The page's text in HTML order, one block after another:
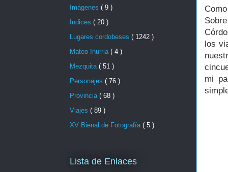
los
mi
Imágenes ( 9 )
Indices ( 20 )
Lugares cordobeses ( 1242 )
Mateo Inurria ( 4 )
Mezquita ( 51 )
Personajes ( 76 )
Provincia ( 68 )
Viajes ( 89 )
XV Bienal de Fotografía ( 5 )
Lista de Enlaces